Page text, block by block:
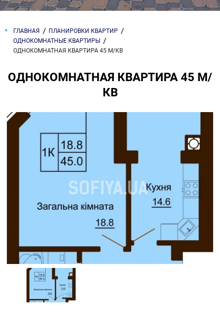
ГЛАВНАЯ
ПЛАНИРОВКИ КВАРТИР
ОДНОКОМНАТНЫЕ КВАРТИРЫ
ОДНОКОМНАТНАЯ КВАРТИРА 45 М/КВ
ОДНОКОМНАТНАЯ КВАРТИРА 45 М/
КВ